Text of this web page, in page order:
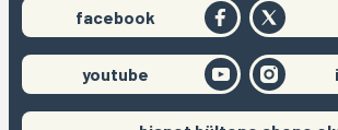
facebook
youtube